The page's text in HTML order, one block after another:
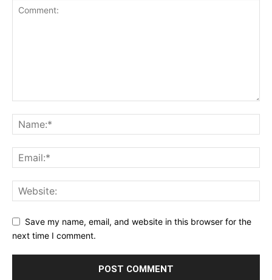
Save my name, email, and website in this browser for the
next time I comment.